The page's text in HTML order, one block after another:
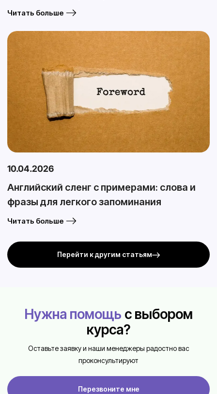
Читать больше
10.04.2026
Английский сленг с примерами: слова и
фразы для легкого запоминания
Читать больше
Перейти к другим статьям
Нужна помощь с выбором
курса?
Оставьте заявку и наши менеджеры радостно вас
проконсультируют
Перезвоните мне